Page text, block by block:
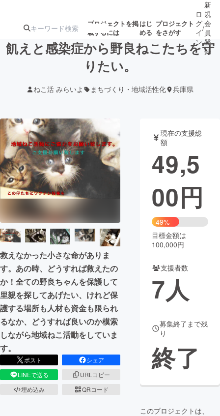
プロジェクトを掲
載するには
はじ
める
プロジェクト
をさがす
注目のリ
ターン
ジェクト
募集終了が近いプ
ロジェクト
もうすぐ公開
されます
アート・写真 音楽
テクノロジー・ガジェット ゲーム・
映像・映画 書籍・雑誌
ビジネス・起業 チャレンジ
まちづくり・地域活性化
CAMPFIRE for Social Good
CAMPFIRE Creation
CAMPFIREふるさと納税machi-ya コミュニティ
ロ
グ
イ
ン
/
新
規
会
員
登
録
飢えと感染症から野良ねこたちを守
りたい。
ねこ活 みらいよ まちづくり・地域活性化 兵庫県
救えなかった小さな命がありま
す。あの時、どうすれば救えたの
か！全ての野良ちゃんを保護して
里親を探してあげたい、けれど保
護する場所も人材も資金も限られ
るなか、どうすれば良いのか模索
しながら地域ねこ活動をしていま
す。
ポスト
シェア
LINEで送る
URLコピー
埋め込み
QRコード
現在の支援総
額
49,5
00円
49%
目標金額は
100,000円
支援者数
7人
募集終了まで残
り
終了
このプロジェクトは、